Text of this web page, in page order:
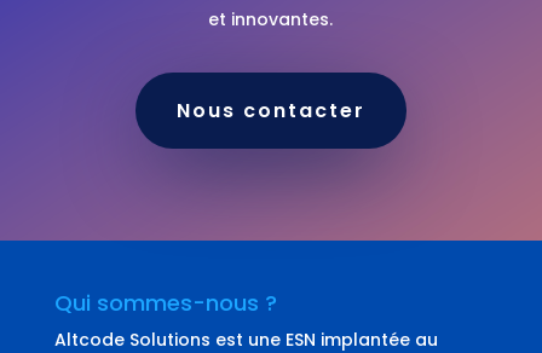
et innovantes.
Nous contacter
Qui sommes-nous ?
Altcode Solutions est une ESN implantée au